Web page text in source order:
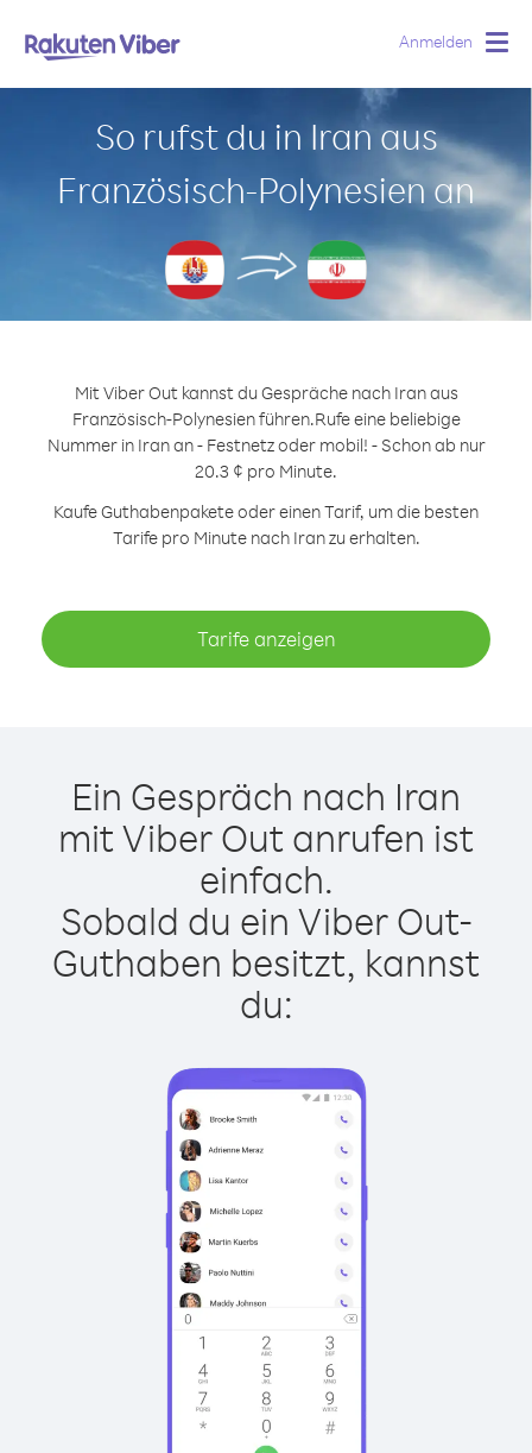
Anmelden
So rufst du in Iran aus
Französisch-Polynesien an
Mit Viber Out kannst du Gespräche nach Iran aus
Französisch-Polynesien führen.Rufe eine beliebige
Nummer in Iran an - Festnetz oder mobil! - Schon ab nur
20.3 ¢ pro Minute.
Kaufe Guthabenpakete oder einen Tarif, um die besten
Tarife pro Minute nach Iran zu erhalten.
Tarife anzeigen
Ein Gespräch nach Iran
mit Viber Out anrufen ist
einfach.
Sobald du ein Viber Out-
Guthaben besitzt, kannst
du: